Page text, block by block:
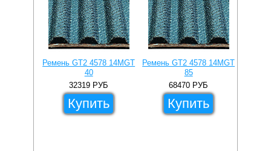
Ремень GT2 4578 14MGT
40
32319 РУБ
Купить
Ремень GT2 4578 14MGT
85
68470 РУБ
Купить